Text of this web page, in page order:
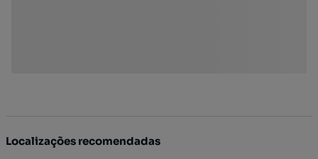
Localizações recomendadas